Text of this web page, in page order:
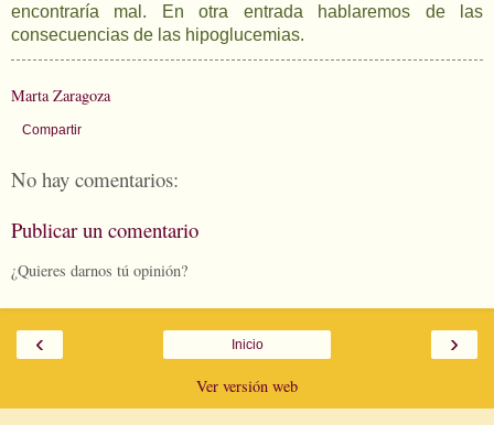
encontraría mal. En otra entrada hablaremos de las
consecuencias de las hipoglucemias.
Marta Zaragoza
Compartir
No hay comentarios:
Publicar un comentario
¿Quieres darnos tú opinión?
‹ ›
Inicio
Ver versión web